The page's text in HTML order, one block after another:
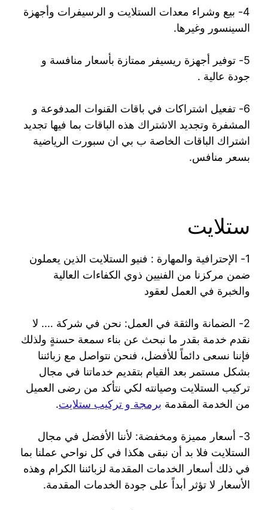
4- بيع وشراء معدات الستلايت و الرسيفرات وأجهزة
السينسور وغيرها.
5- توفير أجهزة ريسيفر ممتازة بأسعار منافسة و
جودة عالية .
6- تفعيل اشتراكات في باقات القنوات المدفوعة و
المشفرة وتجديد الاشتراك هذه الباقات بما فيها تجديد
اشتراك الباقات الخاصة ب بي ان سبورت الرياضية
بسعر منافس.
ستلايت
1- الإحترافية والمهارة : فنيو الستلايت الذين يعملون
ضمن مركزنا من الفنيين ذوي الكفاءات العالية
والخبرة في العمل لعقود
2- الضمانة والثقة في العمل: نحن في شركة …. لا
نقدم خدمة بقدر ما نبحث عن بناء سمعة حسنةٍ ولذلك
فإننا نسعى دائماً للأفضل، فنحن نتواصل مع زبائننا
بشكل مستمر بعد القيام بتقديم خدماتنا في مجال
تركيب الستلايت وصيانته لكي نتأكد من رضى العميل
من الخدمة المقدمة برمجة و تركيب ستلايت.
3- أسعار مميزة ومخفضة: لأننا الأفضل في مجال
الستلايت فلا بد أن نبقى هكذا في كل نواحي عملنا بما
في ذلك أسعار الخدمات المقدمة لزبائننا الكرام وهذه
الأسعار لا تؤثر أبداً على جودة الخدمات المقدمة.